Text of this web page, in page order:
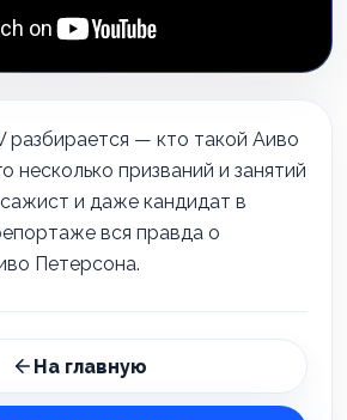
разбирается — кто такой Аиво
несколько призваний и занятий
и даже кандидат в
вся правда о
Петерсона.
На главную